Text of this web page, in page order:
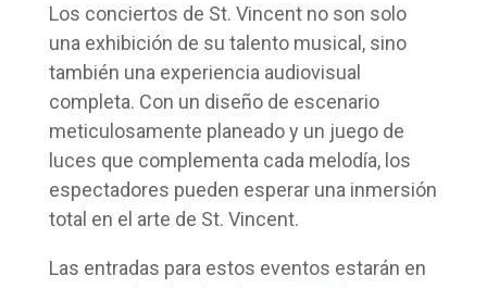
Los conciertos de St. Vincent no son solo
una exhibición de su talento musical, sino
también una experiencia audiovisual
completa. Con un diseño de escenario
meticulosamente planeado y un juego de
luces que complementa cada melodía, los
espectadores pueden esperar una inmersión
total en el arte de St. Vincent.
Las entradas para estos eventos estarán en